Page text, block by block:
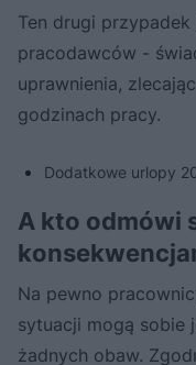
Ten drugi
pracodawców -
uprawnienia,
godzinach pracy.
Dodatkowe urlopy
A kto odmówi
Na pewno
sytuacji mogą sobie
żadnych obaw.